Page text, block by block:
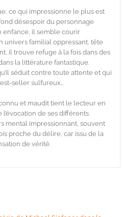
ce qui impressionne le plus est
désespoir du personnage
enfance, il semble courir
univers familial oppressant, tête
il trouve refuge à la fois dans des
la littérature fantastique.
séduit contre toute attente et qui
seller sulfureux…
et maudit tient le lecteur en
de ses différents
mental impressionnant, souvent
proche du délire, car issu de la
de vérité.